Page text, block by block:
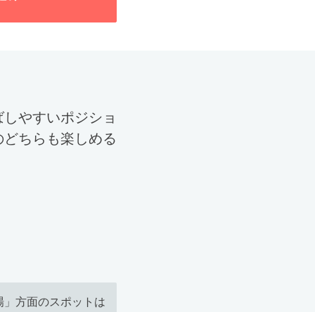
やすいポジショ
ちらも楽しめる
」方面のスポットは